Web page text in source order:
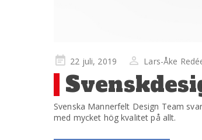
Publicerad
på
22 juli, 2019 Lars-Åke
Svenska Mannerfelt Design Team
med mycket hög kvalitet på allt.